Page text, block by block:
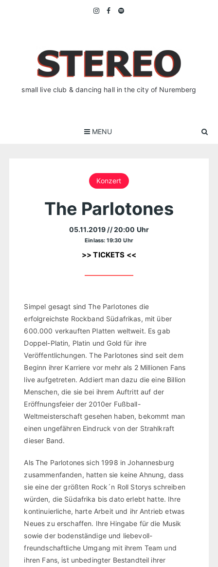
small live club & dancing hall in the city of Nuremberg
MENU
Konzert
The Parlotones
05.11.2019 // 20:00 Uhr
Einlass: 19:30 Uhr
>> TICKETS <<
Simpel gesagt sind The Parlotones die
erfolgreichste Rockband Südafrikas, mit über
600.000 verkauften Platten weltweit. Es gab
Doppel-Platin, Platin und Gold für ihre
Veröffentlichungen. The Parlotones sind seit dem
Beginn ihrer Karriere vor mehr als 2 Millionen Fans
live aufgetreten. Addiert man dazu die eine Billion
Menschen, die sie bei ihrem Auftritt auf der
Eröffnungsfeier der 2010er Fußball-
Weltmeisterschaft gesehen haben, bekommt man
einen ungefähren Eindruck von der Strahlkraft
dieser Band.
Als The Parlotones sich 1998 in Johannesburg
zusammenfanden, hatten sie keine Ahnung, dass
sie eine der größten Rock´n Roll Storys schreiben
würden, die Südafrika bis dato erlebt hatte. Ihre
kontinuierliche, harte Arbeit und ihr Antrieb etwas
Neues zu erschaffen. Ihre Hingabe für die Musik
sowie der bodenständige und liebevoll-
freundschaftliche Umgang mit ihrem Team und
ihren Fans, ist unbedingter Bestandteil ihrer